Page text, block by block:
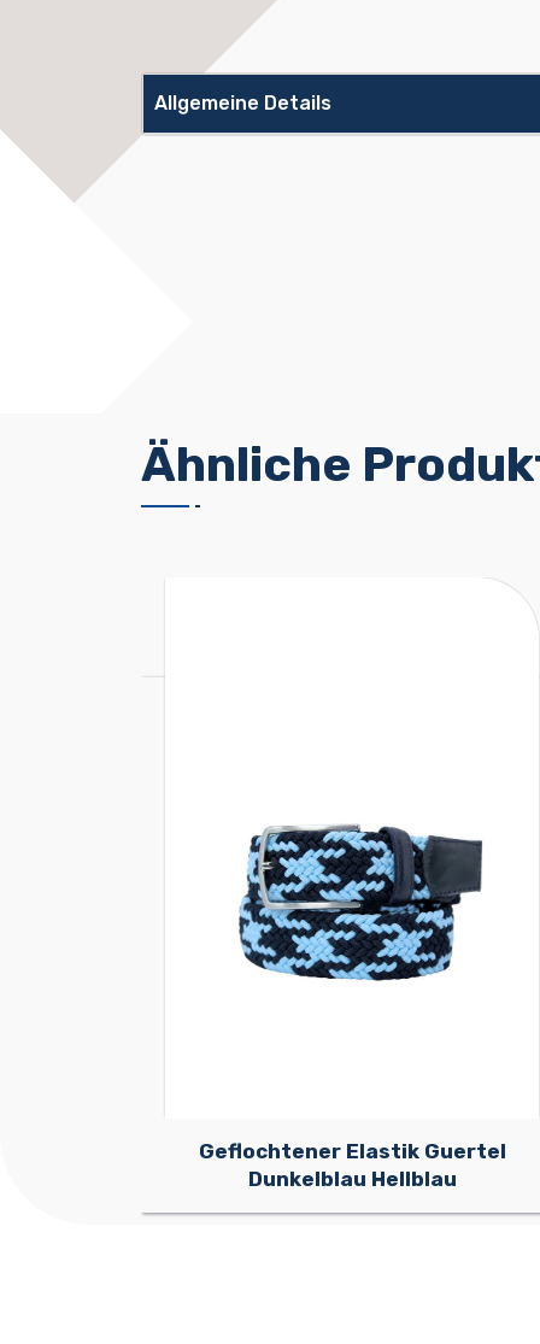
Allgemeine Details
Ähnliche
Geflochtener Elastik Guertel
Dunkelblau Hellblau